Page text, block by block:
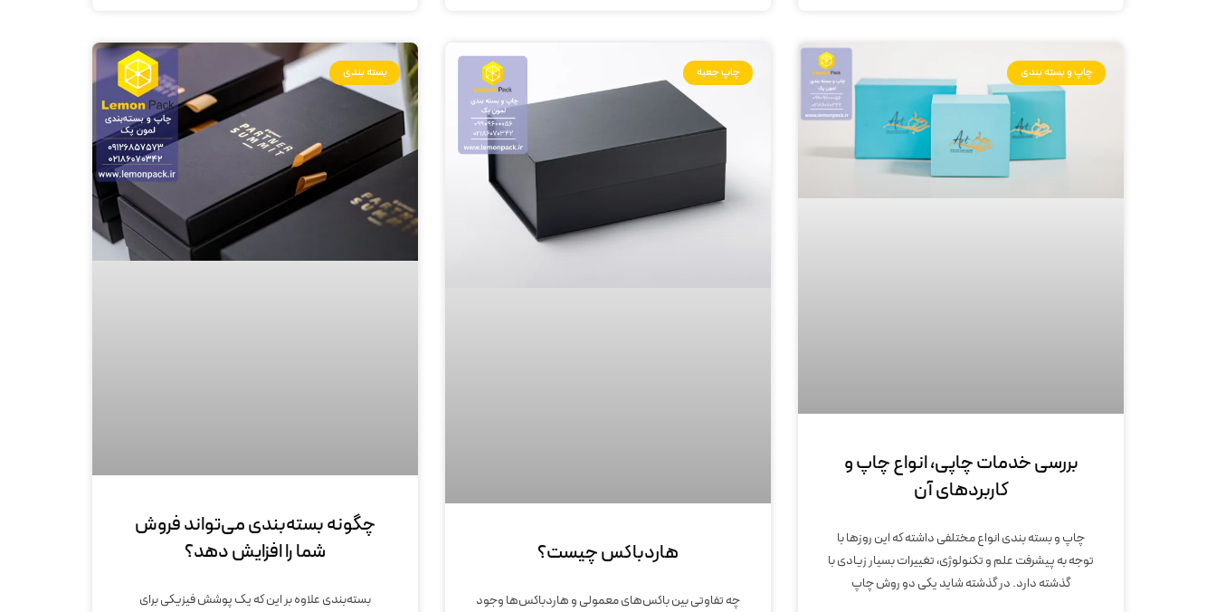
چاپ و بسته بندی
بررسی خدمات چاپی، انواع چاپ و
کاربردهای آن
چاپ و بسته بندی انواع مختلفی داشته که این روزها با
توجه به پیشرفت علم و تکنولوژی، تغییرات بسیار زیادی با
گذشته دارد. در گذشته شاید یکی دو روش چاپ
چاپ جعبه
هاردباکس چیست؟
چه تفاوتی بین باکس‌های معمولی و هاردباکس‌ها وجود
بسته بندی
چگونه بسته‌بندی می‌تواند فروش
شما را افزایش دهد؟
بسته‌بندی علاوه بر این که یک پوشش فیزیکی برای